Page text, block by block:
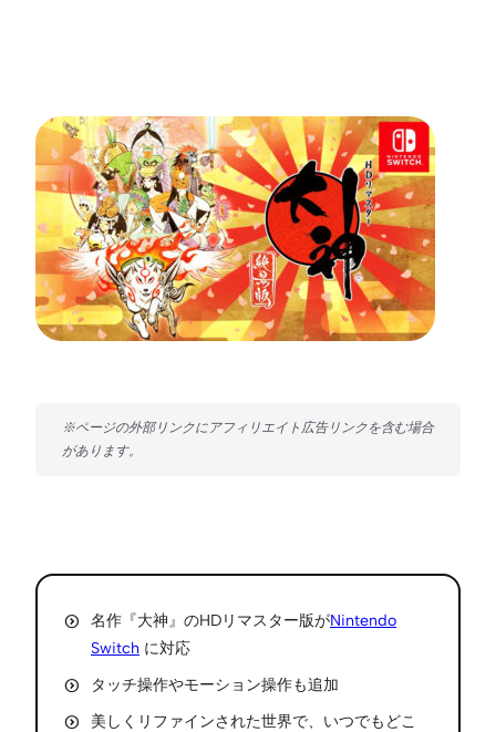
名作『大神』のHDリマスター版がNintendo
Switch に対応
タッチ操作やモーション操作も追加
美しくリファインされた世界で、いつでもどこ